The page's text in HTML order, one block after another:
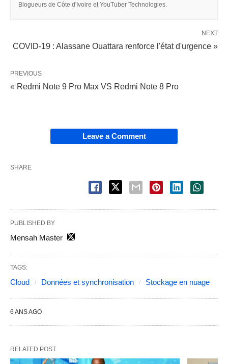
Blogueurs de Côte d'Ivoire et YouTuber Technologies.
NEXT
COVID-19 : Alassane Ouattara renforce l'état d'urgence »
PREVIOUS
« Redmi Note 9 Pro Max VS Redmi Note 8 Pro
Leave a Comment
SHARE
PUBLISHED BY
Mensah Master
TAGS:
Cloud Données et synchronisation Stockage en nuage
6 ANS AGO
RELATED POST